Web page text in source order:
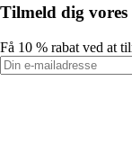
Tilmeld dig vores
Få 10 % rabat ved at